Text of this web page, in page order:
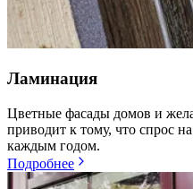
Ламинация
Цветные фасады домов и
приводит к тому, что спрос
каждым годом.
Подробнее